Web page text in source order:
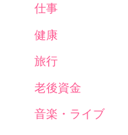
仕事
健康
旅行
老後資金
音楽・ライブ